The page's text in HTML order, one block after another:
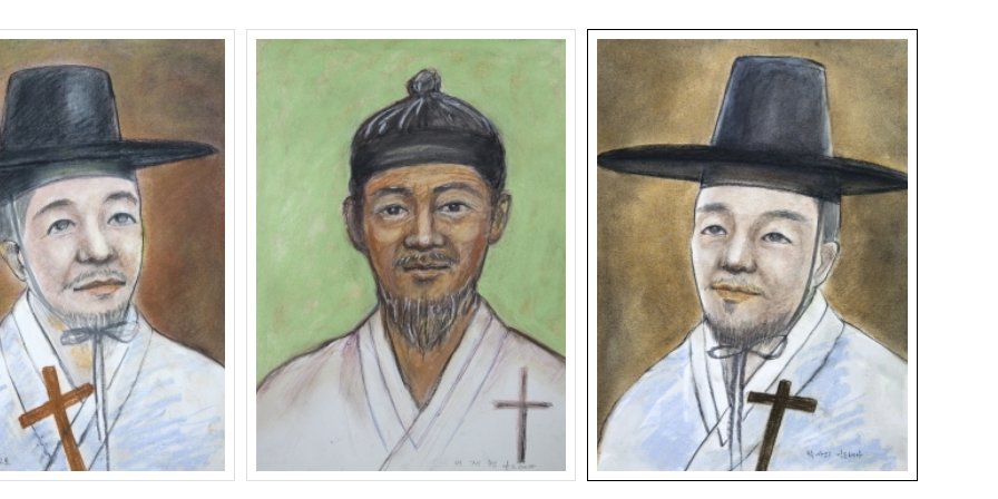
화춘 야고보 ( ?~1816년)
자 2020.06.09 159
이재행 안드레아 (1776~1839년)
관리자 2020.06.09 185
박사의 안드레아 (1792~1839년)
관리자 2020.06.09 188